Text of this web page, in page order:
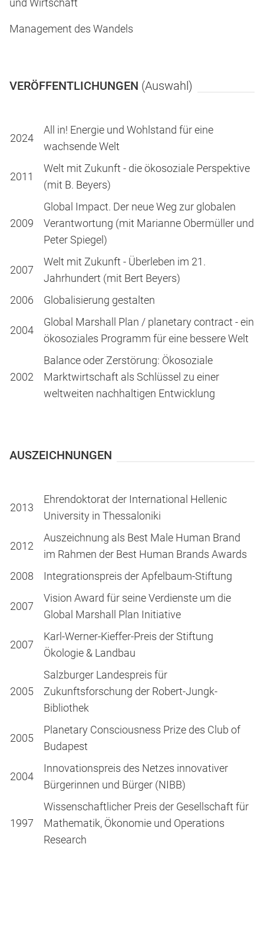
und Wirtschaft
Management des Wandels
VERÖFFENTLICHUNGEN (Auswahl)
2024
All in! Energie und Wohlstand für eine
wachsende Welt
2011
Welt mit Zukunft - die ökosoziale Perspektive
(mit B. Beyers)
2009
Global Impact. Der neue Weg zur globalen
Verantwortung (mit Marianne Obermüller und
Peter Spiegel)
2007
Welt mit Zukunft - Überleben im 21.
Jahrhundert (mit Bert Beyers)
2006
Globalisierung gestalten
2004
Global Marshall Plan / planetary contract - ein
ökosoziales Programm für eine bessere Welt
2002
Balance oder Zerstörung: Ökosoziale
Marktwirtschaft als Schlüssel zu einer
weltweiten nachhaltigen Entwicklung
AUSZEICHNUNGEN
2013
Ehrendoktorat der International Hellenic
University in Thessaloniki
2012
Auszeichnung als Best Male Human Brand
im Rahmen der Best Human Brands Awards
2008
Integrationspreis der Apfelbaum-Stiftung
2007
Vision Award für seine Verdienste um die
Global Marshall Plan Initiative
2007
Karl-Werner-Kieffer-Preis der Stiftung
Ökologie & Landbau
2005
Salzburger Landespreis für
Zukunftsforschung der Robert-Jungk-
Bibliothek
2005
Planetary Consciousness Prize des Club of
Budapest
2004
Innovationspreis des Netzes innovativer
Bürgerinnen und Bürger (NIBB)
1997
Wissenschaftlicher Preis der Gesellschaft für
Mathematik, Ökonomie und Operations
Research